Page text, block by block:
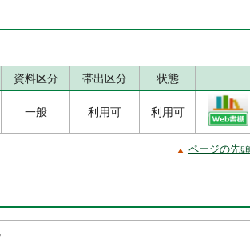
資料区分 帯出区分 状態
一般 利用可 利用可
ページの先